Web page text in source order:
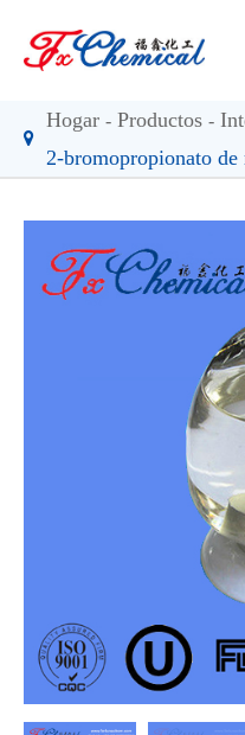
Hogar Productos
2-bromopropionato